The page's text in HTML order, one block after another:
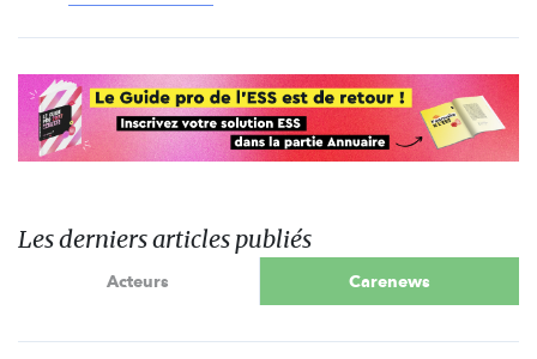
Les derniers articles publiés
Acteurs Carenews